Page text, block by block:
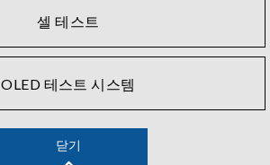
셀 테스트
OLED 테스트 시스템
닫기